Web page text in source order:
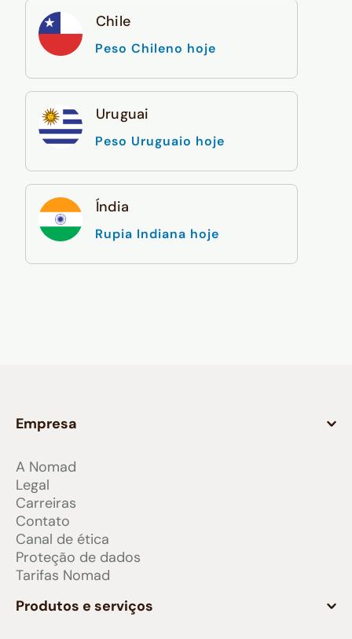
Chile
Peso Chileno hoje
Uruguai
Peso Uruguaio hoje
Índia
Rupia Indiana hoje
Empresa
A Nomad
Legal
Carreiras
Contato
Canal de ética
Proteção de dados
Tarifas Nomad
Produtos e serviços